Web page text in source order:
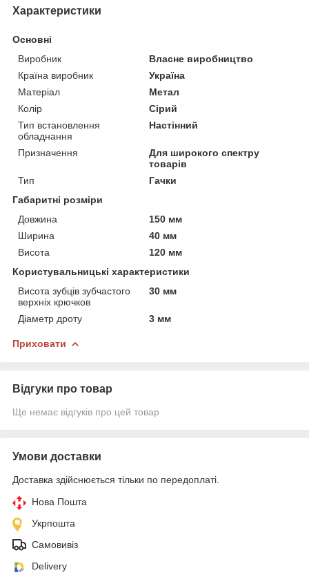
Характеристики
Основні
Виробник
Власне виробництво
Країна виробник
Україна
Матеріал
Метал
Колір
Сірий
Тип встановлення
обладнання
Настінний
Призначення
Для широкого спектру
товарів
Тип
Гачки
Габаритні розміри
Довжина
150 мм
Ширина
40 мм
Висота
120 мм
Користувальницькі характеристики
Висота зубців зубчастого
верхніх крючков
30 мм
Діаметр дроту 3 мм
Приховати
Відгуки про товар
Ще немає відгуків про цей товар
Умови доставки
Доставка здійснюється тільки по передоплаті.
Нова Пошта
Укрпошта
Самовивіз
Delivery